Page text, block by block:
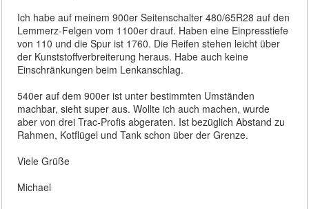
Ich habe auf meinem 900er Seitenschalter 480/65R28 auf den
Lemmerz-Felgen vom 1100er drauf. Haben eine Einpresstiefe
von 110 und die Spur ist 1760. Die Reifen stehen leicht über
der Kunststoffverbreiterung heraus. Habe auch keine
Einschränkungen beim Lenkanschlag.
540er auf dem 900er ist unter bestimmten Umständen
machbar, sieht super aus. Wollte ich auch machen, wurde
aber von drei Trac-Profis abgeraten. Ist bezüglich Abstand zu
Rahmen, Kotflügel und Tank schon über der Grenze.
Viele Grüße
Michael